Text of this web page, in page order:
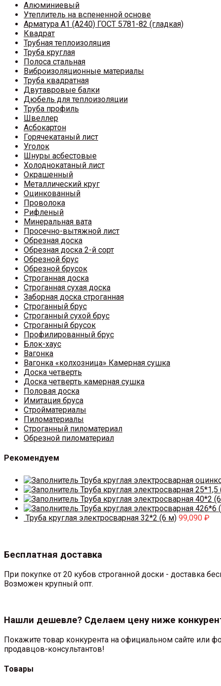
Алюминиевый
Утеплитель на вспененной основе
Арматура A1 (A240) ГОСТ 5781-82 (гладкая)
Квадрат
Трубная теплоизоляция
Труба круглая
Полоса стальная
Виброизоляционные материалы
Труба квадратная
Двутавровые балки
Дюбель для теплоизоляции
Труба профиль
Швеллер
Асбокартон
Горячекатаный лист
Уголок
Шнуры асбестовые
Холоднокатаный лист
Окрашенный
Металлический круг
Оцинкованный
Проволока
Рифленый
Минеральная вата
Просечно-вытяжной лист
Обрезная доска
Обрезная доска 2-й сорт
Обрезной брус
Обрезной брусок
Строганная доска
Строганная сухая доска
Заборная доска строганная
Строганный брус
Строганный сухой брус
Строганный брусок
Профилированный брус
Блок-хаус
Вагонка
Вагонка «колхозница» Камерная сушка
Доска четверть
Доска четверть камерная сушка
Половая доска
Имитация бруса
Стройматериалы
Пиломатериалы
Строганный пиломатериал
Обрезной пиломатериал
Рекомендуем
Труба круглая электросварная
Труба круглая электросварная
Труба круглая электросварная 40*2
Труба круглая электросварная 426*6
Труба круглая электросварная 32*2 (6 м) 99,090 ₽
Бесплатная доставка
При покупке от 20 кубов строганной доски - доставка
Возможен крупный опт.
Нашли дешевле? Сделаем цену ниже
Покажите товар конкурента на официальном сайте или
продавцов-консультантов!
Товары